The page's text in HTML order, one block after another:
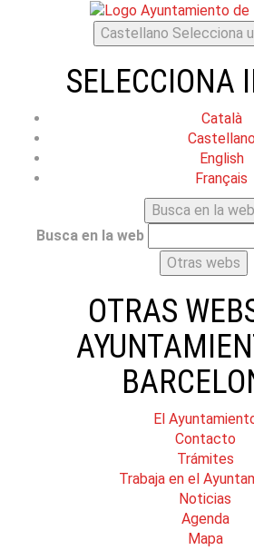
Castellano Selecciona
SELECCIONA
Català
Castellano
English
Français
Busca en la web
Busca en la web
Otras webs
OTRAS
El
Contacto
Trámites
Trabaja en el
Noticias
Agenda
Mapa